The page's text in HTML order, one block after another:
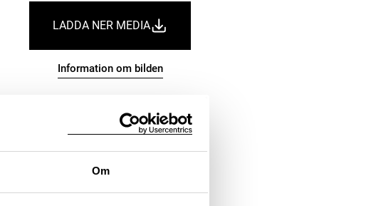
Om
LADDA NER MEDIA
Information om bilden